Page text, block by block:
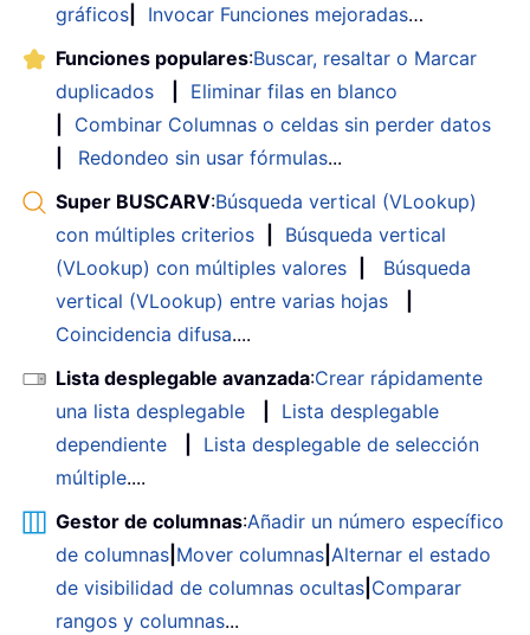
gráficos
Invocar Funciones mejoradas…
Funciones populares:Buscar, resaltar o Marcar
duplicados
Eliminar filas en blanco
Combinar Columnas o celdas sin perder datos
Redondeo sin usar fórmulas...
Super BUSCARV:Búsqueda vertical (VLookup)
con múltiples criterios
Búsqueda vertical
(VLookup) con múltiples valores
Búsqueda
vertical (VLookup) entre varias hojas
Coincidencia difusa....
Lista desplegable avanzada:Crear rápidamente
una lista desplegable
Lista desplegable
dependiente
Lista desplegable de selección
múltiple....
Gestor de columnas:Añadir un número específico
de columnas Mover columnas Alternar el estado
de visibilidad de columnas ocultas Comparar
rangos y columnas...